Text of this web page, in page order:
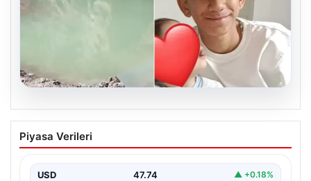
12 yaşındaki çocuk hafriyat alınan
gölette boğuldu
Oluşan Gölette Boğuldu”, “content”: “ Erzurum’un Oltu…
Piyasa Verileri
USD 47.74 ▲ +0.18%